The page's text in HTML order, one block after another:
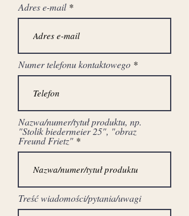
Adres e-mail
Numer telefonu kontaktowego
Nazwa/numer/tytuł produktu, np.
"Stolik biedermeier 25", "obraz
Freund Frietz"
Treść wiadomości/pytania/uwagi